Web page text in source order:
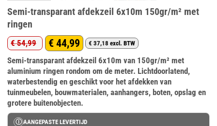
Semi-transparant afdekzeil 6x10m 150gr/m² met
ringen
€54,99
Oorspronkelijke
prijs
was:
€ 54,99.
€ 44,99
Huidige
prijs
is:
€ 44,99.
€ 37,18 excl. BTW
Semi-transparant afdekzeil 6x10m van 150gr/m² met
aluminium ringen rondom om de meter. Lichtdoorlatend,
waterbestendig en geschikt voor het afdekken van
tuinmeubelen, bouwmaterialen, aanhangers, boten, opslag en
grotere buitenobjecten.
Ⓘ AANGEPASTE LEVERTIJD